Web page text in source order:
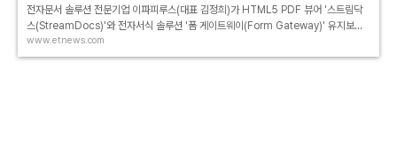
전자문서 솔루션 전문기업 이파피루스(대표 김정희)가 HTML5 PDF 뷰어 '스트림닥
스(StreamDocs)'와 전자서식 솔루션 '폼 게이트웨이(Form Gateway)' 유지보수
서비스를 조달청 나라장터 종합쇼핑몰에 등록했다.
www.etnews.com